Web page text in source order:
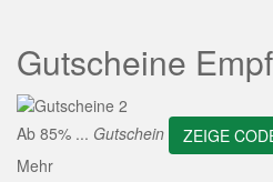
Gutscheine
Ab 85% ... Gutschein
ZEIGE
Mehr